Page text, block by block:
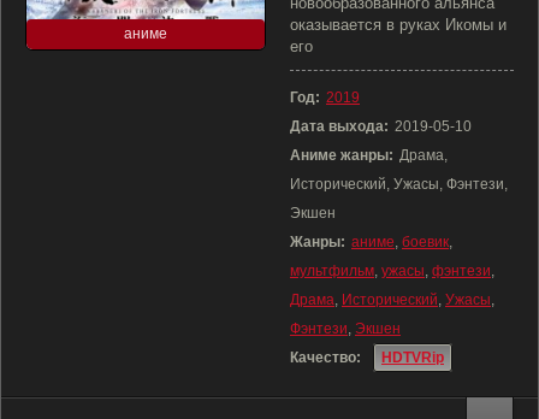
аниме
оказывается в руках Икомы и
его
Год: 2019
Дата выхода: 2019-05-10
Аниме жанры: Драма,
Исторический, Ужасы, Фэнтези,
Экшен
Жанры: аниме, боевик,
мультфильм, ужасы, фэнтези,
Драма, Исторический, Ужасы,
Фэнтези, Экшен
Качество:
HDTVRip